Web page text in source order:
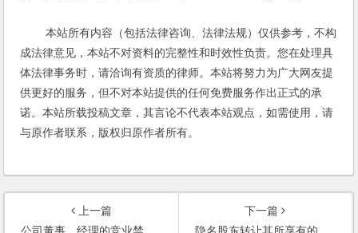
本站所有内容（包括法律咨询、法律法规）仅供参考，不构
成法律意见，本站不对资料的完整性和时效性负责。您在处理具
体法律事务时，请洽询有资质的律师。本站将努力为广大网友提
供更好的服务，但不对本站提供的任何免费服务作出正式的承
诺。本站所载投稿文章，其言论不代表本站观点，如需使用，请
与原作者联系，版权归原作者所有。
上一篇
公司董事、经理的竞业禁止义务(2007)
下一篇
隐名股东转让其所享有的股权的效力(2008)